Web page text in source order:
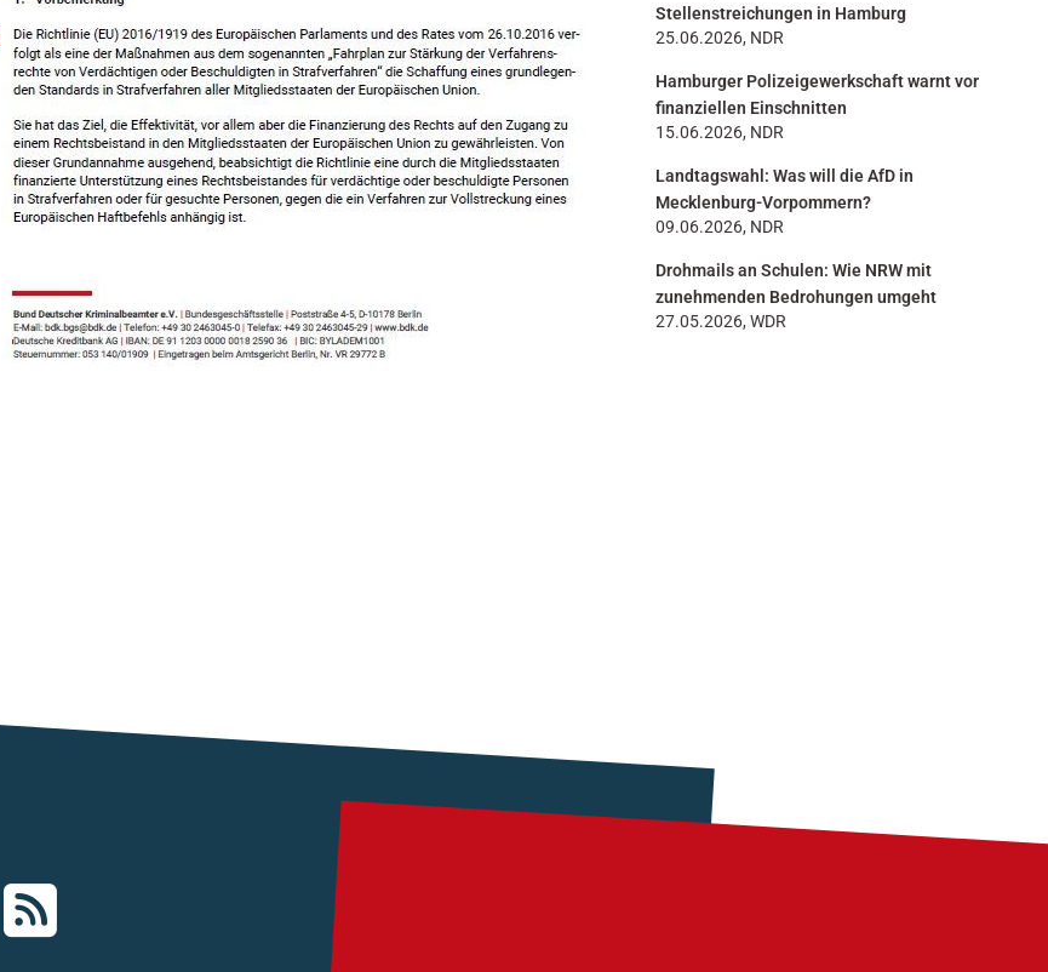
Stellenstreichungen in Hamburg
25.06.2026, NDR
Hamburger Polizeigewerkschaft warnt vor
finanziellen Einschnitten
15.06.2026, NDR
Landtagswahl: Was will die AfD in
Mecklenburg-Vorpommern?
09.06.2026, NDR
Drohmails an Schulen: Wie NRW mit
zunehmenden Bedrohungen umgeht
27.05.2026, WDR